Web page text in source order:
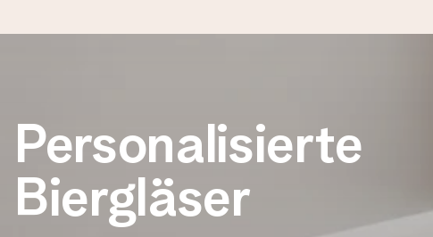
Wir bereiten dein Geschenk sorgfältig vor und schicken es
zählt.
4,8 (basierend auf +15.000 Bewertungen)
Personalisierte
Biergläser